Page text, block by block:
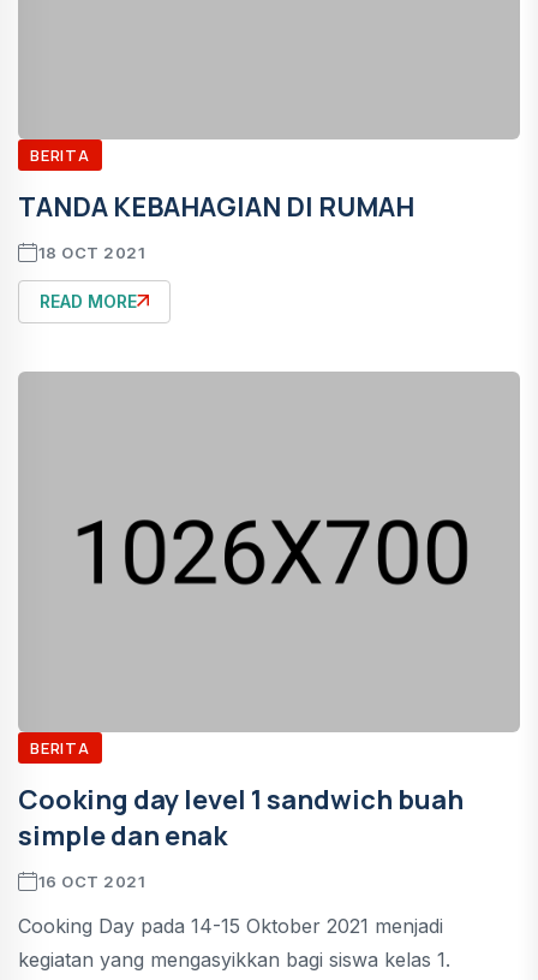
BERITA
TANDA KEBAHAGIAN DI RUMAH
18 OCT 2021
READ MORE
BERITA
Cooking day level 1 sandwich buah
simple dan enak
16 OCT 2021
Cooking Day pada 14-15 Oktober 2021 menjadi
kegiatan yang mengasyikkan bagi siswa kelas 1.